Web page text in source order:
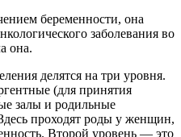
беременности, она
заболевания во
она.
делятся на три уровня.
(для принятия
залы и родильные
проходят роды у женщин,
Второй уровень — это